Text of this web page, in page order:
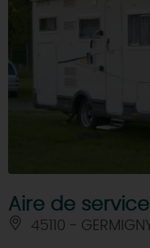
Aire de
45110 -